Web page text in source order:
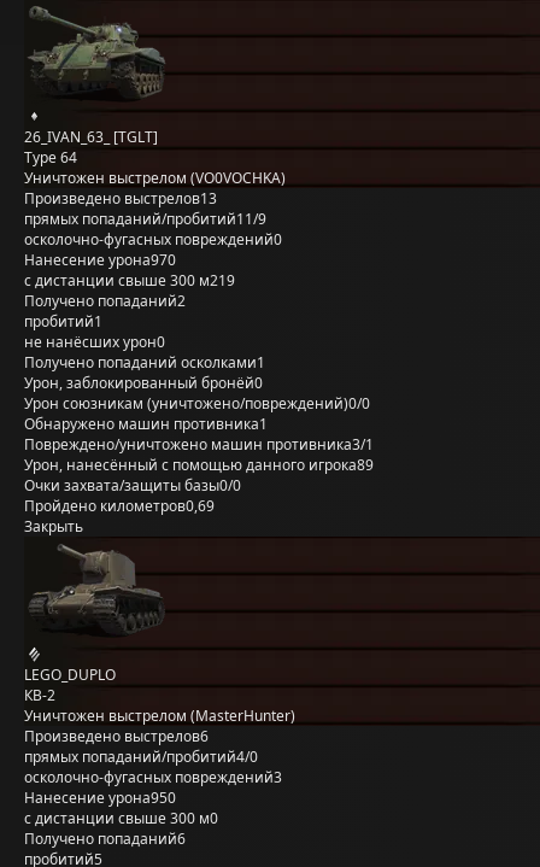
26_IVAN_63_ [TGLT]
Type 64
Уничтожен выстрелом (VO0VOCHKA)
Произведено выстрелов13
прямых попаданий/пробитий11/9
осколочно-фугасных повреждений0
Нанесение урона970
с дистанции свыше 300 м219
Получено попаданий2
пробитий1
не нанёсших урон0
Получено попаданий осколками1
Урон, заблокированный бронёй0
Урон союзникам (уничтожено/повреждений)0/0
Обнаружено машин противника1
Повреждено/уничтожено машин противника3/1
Урон, нанесённый с помощью данного игрока89
Очки захвата/защиты базы0/0
Пройдено километров0,69
Закрыть
LEGO_DUPLO
КВ-2
Уничтожен выстрелом (MasterHunter)
Произведено выстрелов6
прямых попаданий/пробитий4/0
осколочно-фугасных повреждений3
Нанесение урона950
с дистанции свыше 300 м0
Получено попаданий6
пробитий5